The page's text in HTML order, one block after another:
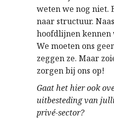
weten we nog niet.
naar structuur.
hoofdlijnen kennen
We moeten ons
zeggen ze. Maar
zorgen bij ons op!
Gaat het hier ook
uitbesteding van
privé-sector?